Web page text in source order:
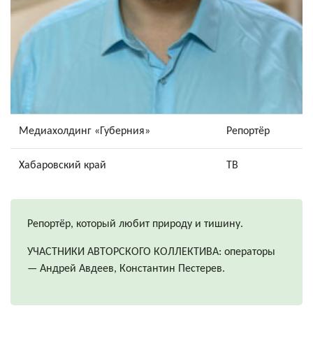
Медиахолдинг «Губерния» Репортёр
Хабаровский край ТВ
Репортёр, который любит природу и тишину.
УЧАСТНИКИ АВТОРСКОГО КОЛЛЕКТИВА: операторы
— Андрей Авдеев, Константин Пестерев.